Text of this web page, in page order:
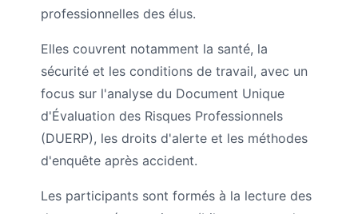
professionnelles des élus.
Elles couvrent notamment la santé, la
sécurité et les conditions de travail, avec un
focus sur l'analyse du Document Unique
d'Évaluation des Risques Professionnels
(DUERP), les droits d'alerte et les méthodes
d'enquête après accident.
Les participants sont formés à la lecture des